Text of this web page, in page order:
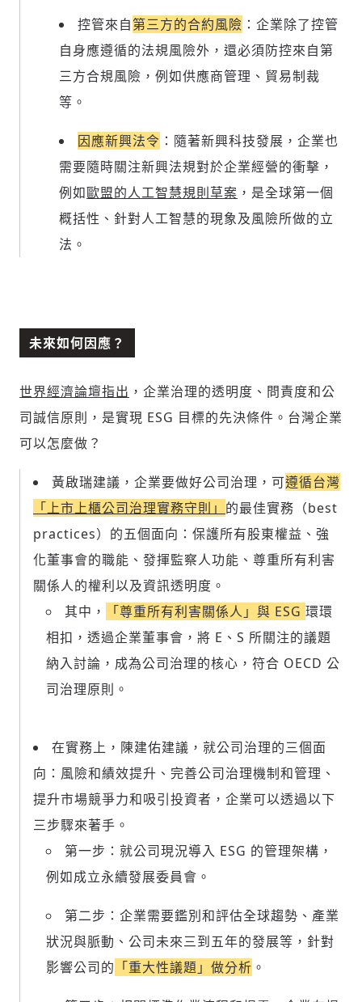
控管來自第三方的合約風險 ：企業除了控管
自身應遵循的法規風險外，還必須防控來自第
三方合規風險，例如供應商管理、貿易制裁
等。
因應新興法令 ：隨著新興科技發展，企業也
需要隨時關注新興法規對於企業經營的衝擊，
例如歐盟的人工智慧規則草案 ，是全球第一個
概括性、針對人工智慧的現象及風險所做的立
法。
未來如何因應？
世界經濟論壇指出 ，企業治理的透明度、問責度和公
司誠信原則，是實現 ESG 目標的先決條件。台灣企業
可以怎麼做？
黃啟瑞建議，企業要做好公司治理，可遵循台灣
「上市上櫃公司治理實務守則」 的最佳實務（best
practices）的五個面向：保護所有股東權益、強
化董事會的職能、發揮監察人功能、尊重所有利害
關係人的權利以及資訊透明度。
其中，
「尊重所有利害關係人」與 ESG 環環
相扣，透過企業董事會，將 E、S 所關注的議題
納入討論，成為公司治理的核心，符合 OECD 公
司治理原則。
在實務上，陳建佑建議，就公司治理的三個面
向：風險和績效提升、完善公司治理機制和管理、
提升市場競爭力和吸引投資者，企業可以透過以下
三步驟來著手。
第一步：就公司現況導入 ESG 的管理架構，
例如成立永續發展委員會。
第二步：企業需要鑑別和評估全球趨勢、產業
狀況與脈動、公司未來三到五年的發展等，針對
影響公司的 「重大性議題」做分析 。
新增回應